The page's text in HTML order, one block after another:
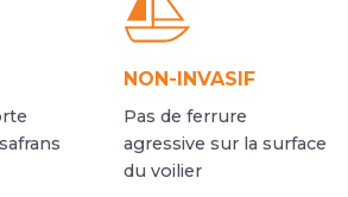
NON-INVASIF
Pas de ferrure
agressive sur la surface
du voilier